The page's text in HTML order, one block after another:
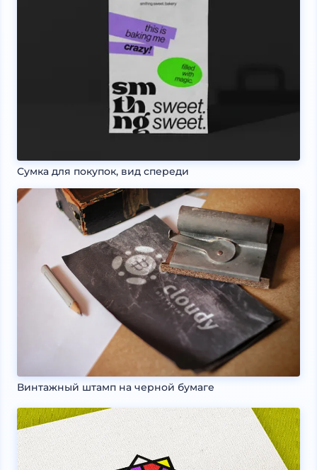
Сумка для покупок, вид спереди
Винтажный штамп на черной бумаге